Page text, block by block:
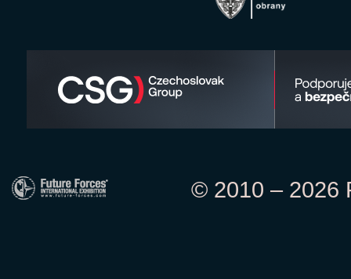
© 2010 – 2026